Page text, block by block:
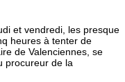
et vendredi, les presque
heures à tenter de
de Valenciennes, se
procureur de la